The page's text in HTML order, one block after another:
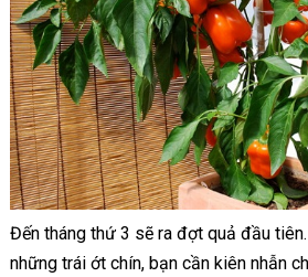
Đến tháng thứ 3 sẽ ra đợt quả đầu
những trái ớt chín, bạn cần kiên nhẫn